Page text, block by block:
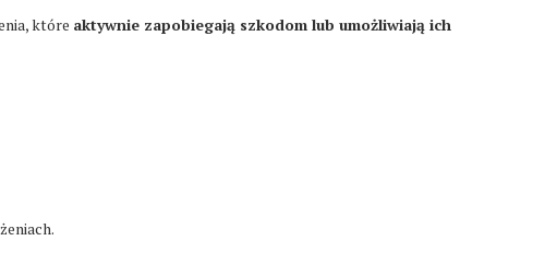
które aktywnie zapobiegają szkodom lub umożliwiają ich